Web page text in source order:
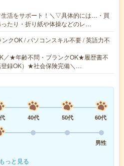
生活をサポート！＼▽具体的には…・買
たり・折り紙や体操などのレ…
クOK / パソコンスキル不要 / 英語力不
／★年齢不問・ブランクOK★履歴書不
登録OK）★社会保険完備＼…
40代 50代
60代
男性
もっと見る